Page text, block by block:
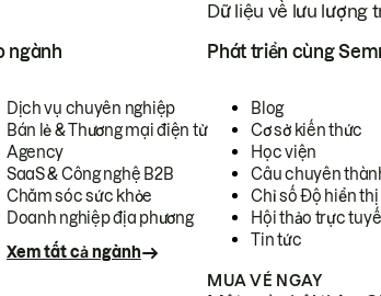
Dữ liệu về lưu lượng
ngành
Dịch vụ chuyên nghiệp
Bán lẻ & Thương mại điện tử
Agency
SaaS & Công nghệ B2B
Chăm sóc sức khỏe
Doanh nghiệp địa phương
Xem tất cả ngành
Phát triển cùng
Blog
Cơ sở kiến thức
Học viện
Câu chuyên
Chỉ số Độ hiển thị
Hội thảo trực
Tin tức
MUA VÉ NGAY